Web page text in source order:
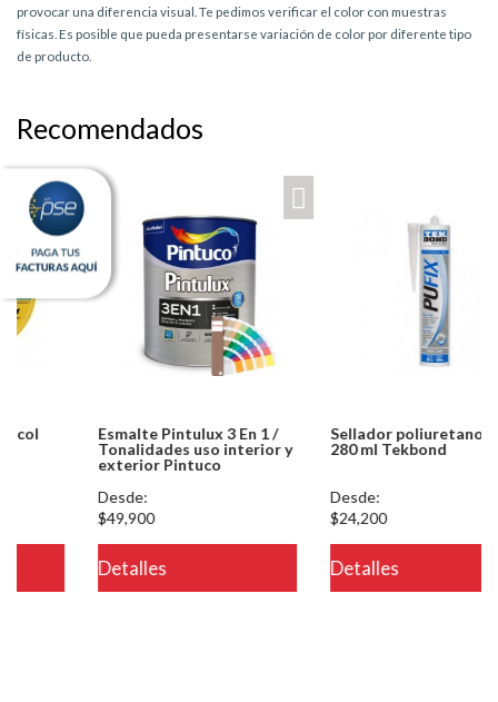
provocar una diferencia visual. Te pedimos verificar el color con muestras
físicas. Es posible que pueda presentarse variación de color por diferente tipo
de producto.
Recomendados
Esmalte Pintulux 3 En 1 /
Tonalidades uso interior y
exterior Pintuco
Detalles
Sellador poliuretano Pufix
280 ml Tekbond
Detalles